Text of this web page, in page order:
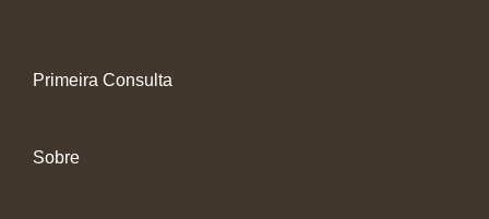
Primeira Consulta
Sobre